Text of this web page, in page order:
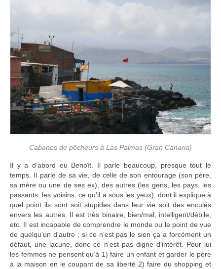
Cabanes de pêcheurs à Las Palmas (Gran Canaria)
Il y a d’abord eu Benoît. Il parle beaucoup, presque tout le
temps. Il parle de sa vie, de celle de son entourage (son père,
sa mère ou une de ses ex), des autres (les gens, les pays, les
passants, les voisins, ce qu’il a sous les yeux), dont il explique à
quel point ils sont soit stupides dans leur vie soit des enculés
envers les autres. Il est très binaire, bien/mal, intelligent/débile,
etc. Il est incapable de comprendre le monde ou le point de vue
de quelqu’un d’autre ; si ce n’est pas le sien ça a forcément un
défaut, une lacune, donc ce n’est pas digne d’intérêt. Pour lui
les femmes ne pensent qu’à 1) faire un enfant et garder le père
à la maison en le coupant de sa liberté 2) faire du shopping et